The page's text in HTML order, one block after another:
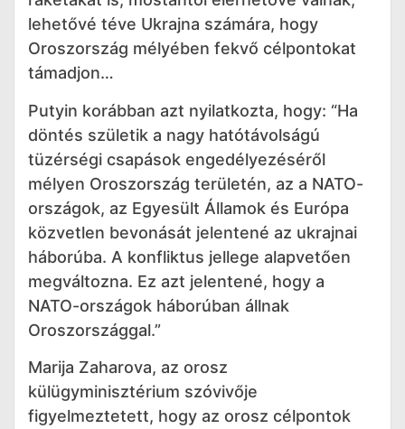
lehetővé téve Ukrajna számára, hogy
Oroszország mélyében fekvő célpontokat
támadjon…
Putyin korábban azt nyilatkozta, hogy: “Ha
döntés születik a nagy hatótávolságú
tüzérségi csapások engedélyezéséről
mélyen Oroszország területén, az a NATO-
országok, az Egyesült Államok és Európa
közvetlen bevonását jelentené az ukrajnai
háborúba. A konfliktus jellege alapvetően
megváltozna. Ez azt jelentené, hogy a
NATO-országok háborúban állnak
Oroszországgal.”
Marija Zaharova, az orosz
külügyminisztérium szóvivője
figyelmeztetett, hogy az orosz célpontok